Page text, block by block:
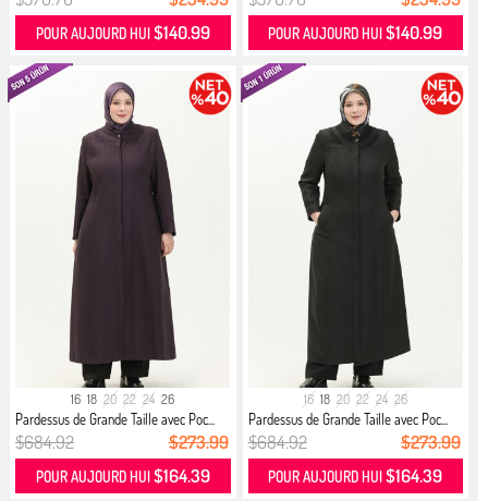
POUR AUJOURD HUI $140.99 POUR AUJOURD HUI$140.99
16 18 20 22 24 26
Pardessus de Grande Taille avec Poc...
$684.92 $273.99
POUR AUJOURD HUI $164.39
16 18 20 22 24 26
Pardessus de Grande Taille avec Poc...
$684.92 $273.99
POUR AUJOURD HUI$164.39